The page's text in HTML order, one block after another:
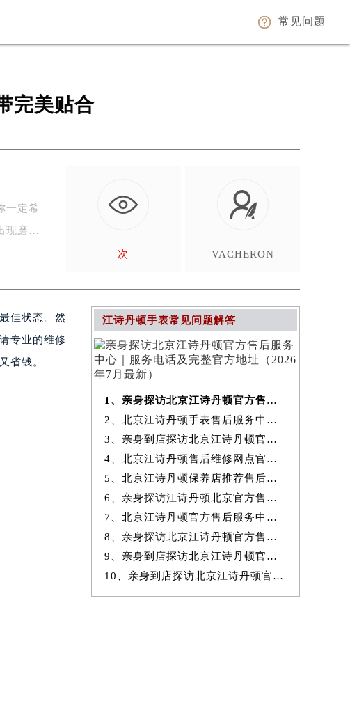
常见问题
完美贴合
一定希
现磨…
次 VACHERON
佳状态。然
专业的维修
省钱。
江诗丹顿手表常见问题解答
1、亲身探访北京江诗丹顿官方售后服务中心｜服务电话及完整官方地址（20
2、北京江诗丹顿手表售后服务中心提供专业维修保养服务权威公示（2026
3、亲身到店探访北京江诗丹顿官方售后服务中心｜最新热线和全部网点地
4、北京江诗丹顿售后维修网点官方服务指南权威公示（2026年7月最新）
5、北京江诗丹顿保养店推荐售后保养服务权威公示（2026年7月最新）
6、亲身探访江诗丹顿北京官方售后服务中心｜地址与24小时服务电话（2026
7、北京江诗丹顿官方售后服务中心｜最新地址与24小时售后热线权威信息
8、亲身探访北京江诗丹顿官方售后服务中心｜完整网点地址与服务电话（20
9、亲身到店探访北京江诗丹顿官方售后服务中心｜服务热线及全部官方地
10、亲身到店探访北京江诗丹顿官方售后服务中心｜官方热线及全部网点地